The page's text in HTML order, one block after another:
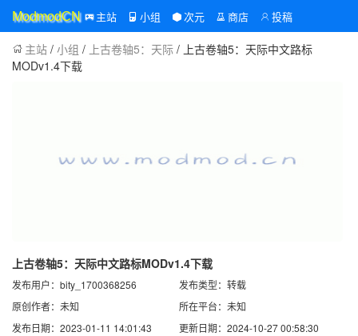
ModmodCN 主站 小组 次元 商店 投稿
主站 / 小组 / 上古卷轴5：天际 / 上古卷轴5：天际中文路标
MODv1.4下载
上古卷轴5：天际中文路标MODv1.4下载
发布用户：bity_1700368256
发布类型：转载
原创作者：未知
所在平台：未知
发布日期：2023-01-11 14:01:43
更新日期：2024-10-27 00:58:30